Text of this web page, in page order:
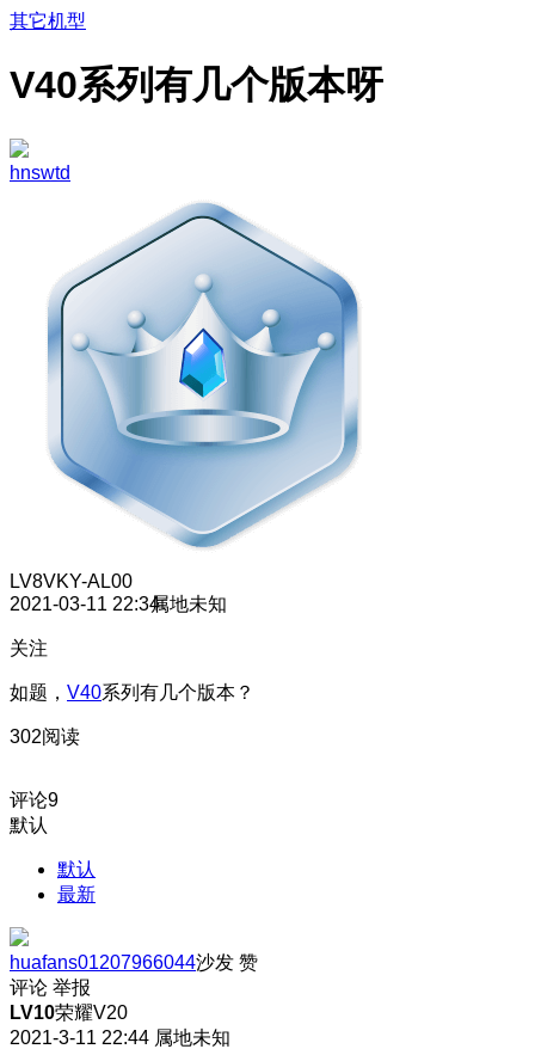
其它机型
V40系列有几个版本呀
hnswtd
LV8VKY-AL00
2021-03-11 22:34属地未知
关注
如题， V40系列有几个版本？
302阅读
评论9
默认
默认
最新
huafans01207966044沙发 赞
评论 举报
LV10荣耀V20
2021-3-11 22:44 属地未知